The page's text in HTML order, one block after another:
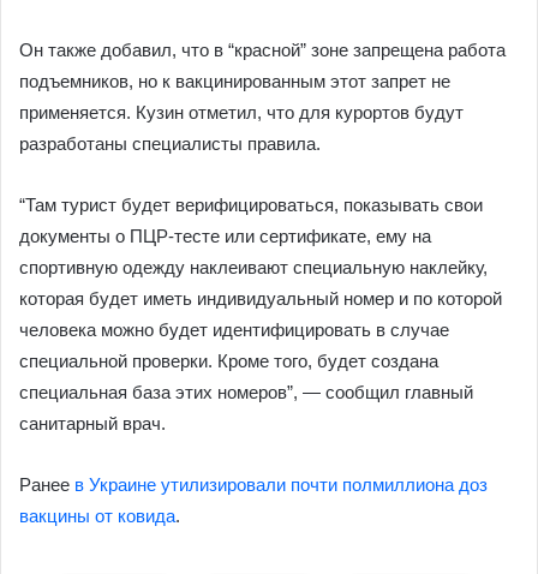
Он также добавил, что в “красной” зоне запрещена работа
подъемников, но к вакцинированным этот запрет не
применяется. Кузин отметил, что для курортов будут
разработаны специалисты правила.
“Там турист будет верифицироваться, показывать свои
документы о ПЦР-тесте или сертификате, ему на
спортивную одежду наклеивают специальную наклейку,
которая будет иметь индивидуальный номер и по которой
человека можно будет идентифицировать в случае
специальной проверки. Кроме того, будет создана
специальная база этих номеров”, — сообщил главный
санитарный врач.
Ранее в Украине утилизировали почти полмиллиона доз
вакцины от ковида.